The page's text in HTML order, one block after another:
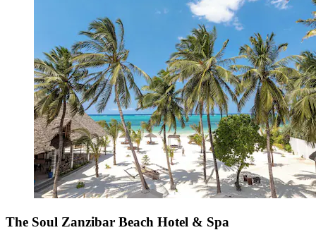
The Soul Zanzibar Beach Hotel & Spa